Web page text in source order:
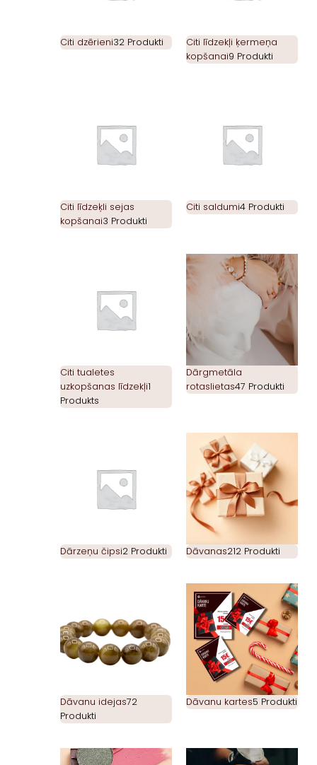
Citi dzērieni32 Produkti
Citi līdzekļi ķermeņa
kopšanai9 Produkti
Citi līdzeķli sejas
kopšanai3 Produkti
Citi saldumi4 Produkti
Citi tualetes
uzkopšanas līdzekļi1
Produkts
Dārgmetāla
rotaslietas47 Produkti
Dārzeņu čipsi2 Produkti Dāvanas212 Produkti
Dāvanu idejas72
Produkti
Dāvanu kartes5 Produkti